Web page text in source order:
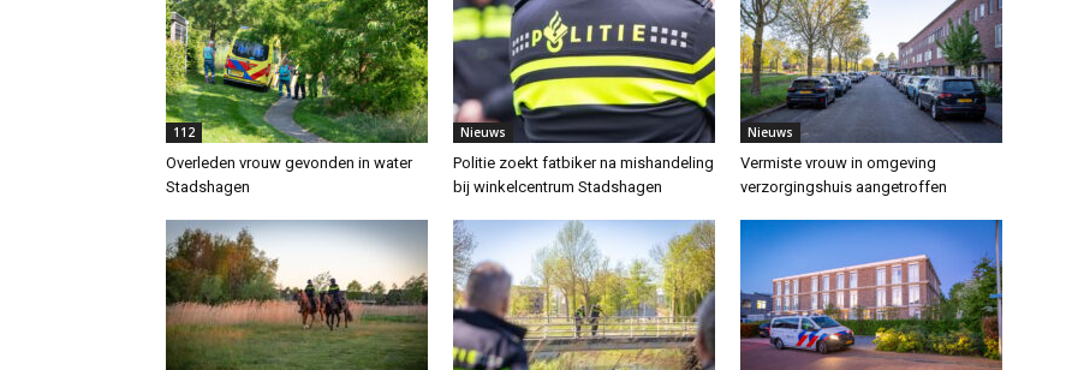
112
Overleden vrouw gevonden in water
Stadshagen
Nieuws
Politie zoekt fatbiker na mishandeling
bij winkelcentrum Stadshagen
Nieuws
Vermiste vrouw in omgeving
verzorgingshuis aangetroffen